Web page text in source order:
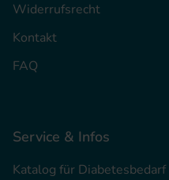
Widerrufsrecht
Kontakt
FAQ
Service & Infos
Katalog für Diabetesbedarf